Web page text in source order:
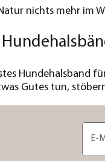
nichts mehr im
Hundehalsband
Gutes tun,
E-